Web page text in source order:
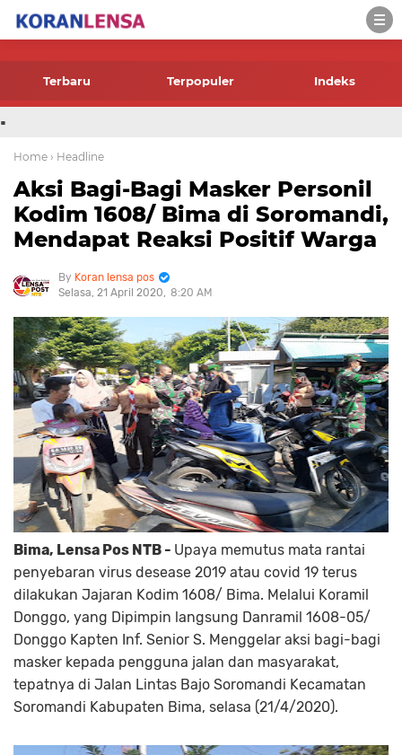
-->
Terbaru Terpopuler Indeks
.
Home › Headline
Aksi Bagi-Bagi Masker Personil
Kodim 1608/ Bima di Soromandi,
Mendapat Reaksi Positif Warga
Koran lensa pos
Selasa, 21 April 2020
8:20 AM
Bima, Lensa Pos NTB - Upaya memutus mata rantai
penyebaran virus desease 2019 atau covid 19 terus
dilakukan Jajaran Kodim 1608/ Bima. Melalui Koramil
Donggo, yang Dipimpin langsung Danramil 1608-05/
Donggo Kapten Inf. Senior S. Menggelar aksi bagi-bagi
masker kepada pengguna jalan dan masyarakat,
tepatnya di Jalan Lintas Bajo Soromandi Kecamatan
Soromandi Kabupaten Bima, selasa (21/4/2020).